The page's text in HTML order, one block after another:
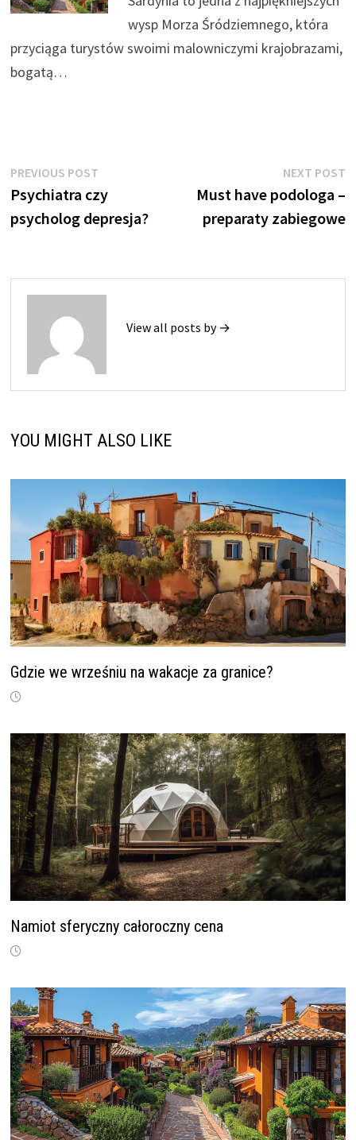
wysp Morza Śródziemnego, która
przyciąga turystów swoimi malowniczymi krajobrazami,
bogatą…
Nawigacja
wpisu
PREVIOUS POSTPrevious
post:
Psychiatra czy
psycholog depresja?
NEXT POST
Must have podologa –
preparaty zabiegowe
View all posts by →
YOU MIGHT ALSO LIKE
Gdzie we wrześniu na wakacje za granice?
Namiot sferyczny całoroczny cena